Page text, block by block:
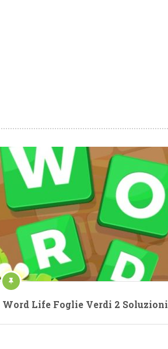
Word Life Foglie Verdi 2 Soluzioni